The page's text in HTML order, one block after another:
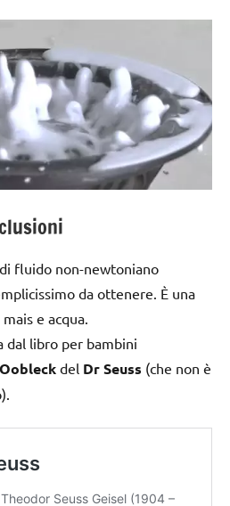
fluido non-newtoniano
da ottenere. È una
e acqua.
dal libro per bambini
del Dr Seuss (che non è